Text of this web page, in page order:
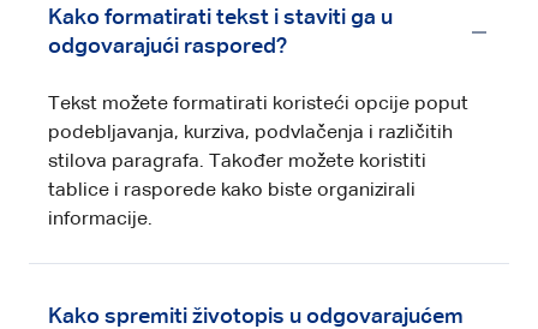
Kako formatirati tekst i staviti ga u
odgovarajući raspored?
Tekst možete formatirati koristeći opcije poput
podebljavanja, kurziva, podvlačenja i različitih
stilova paragrafa. Također možete koristiti
tablice i rasporede kako biste organizirali
informacije.
Kako spremiti životopis u odgovarajućem